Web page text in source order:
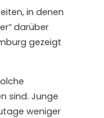
in denen
darüber
gezeigt
sind. Junge
weniger